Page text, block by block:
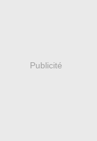
Publicité